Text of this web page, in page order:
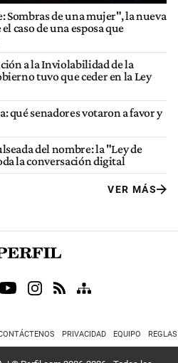
Sombras de una mujer", la nueva
caso de una esposa que
a la Inviolabilidad de la
tuvo que ceder en la Ley
qué senadores votaron a favor y
del nombre: la "Ley de
la conversación digital
VER MÁS
PRIVACIDAD EQUIPO